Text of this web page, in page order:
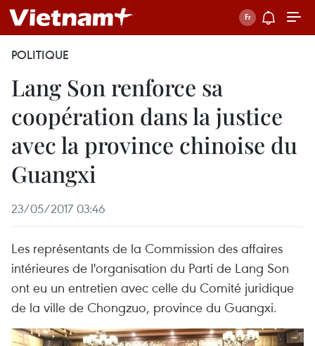
POLITIQUE
Lang Son renforce sa
coopération dans la justice
avec la province chinoise du
Guangxi
23/05/2017 03:46
Les représentants de la Commission des affaires
intérieures de l'organisation du Parti de Lang Son
ont eu un entretien avec celle du Comité juridique
de la ville de Chongzuo, province du Guangxi.